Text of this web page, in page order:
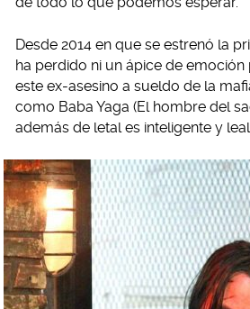
Desde 2014 en que se estrenó la
ha perdido ni un ápice de emoción
este ex-asesino a sueldo de la
como Baba Yaga (El hombre del
además de letal es inteligente y leal.